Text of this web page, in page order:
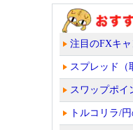
注目のFXキ
スプレッド（
スワップポイ
トルコリラ/